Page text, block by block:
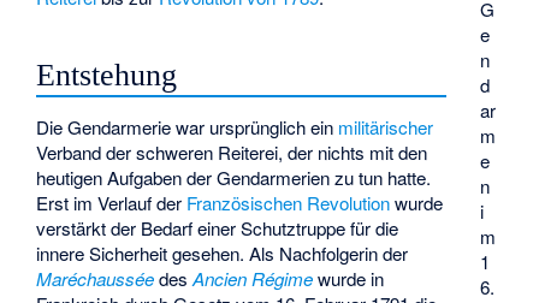
G
e
n
d
ar
m
e
n
i
m
1
6.
Entstehung
Die Gendarmerie war ursprünglich ein militärischer
Verband der schweren Reiterei, der nichts mit den
heutigen Aufgaben der Gendarmerien zu tun hatte.
Erst im Verlauf der Französischen Revolutionwurde
verstärkt der Bedarf einer Schutztruppe für die
innere Sicherheit gesehen. Als Nachfolgerin der
MaréchausséedesAncien Régimewurde in